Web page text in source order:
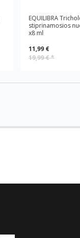
EQUILIBRA
stiprinamosios
x8 ml
11,99 €
19,99 €*